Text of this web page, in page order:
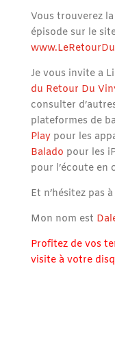
Vous trouverez
épisode sur le
Je vous invite a
du Retour Du
consulter
plateformes de
Playpour les
Balado pour les
pour l’écoute en
Et n’hésitez pas
Mon nom est
Profitez de vos
visite à votre